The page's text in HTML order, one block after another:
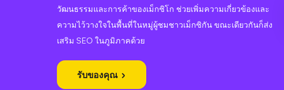
วัฒนธรรมและการค้าของเม็กซิโก ช่วยเพิ่มความเกี่ยวข้องและ
ความไว้วางใจในพื้นที่ในหมู่ผู้ชมชาวเม็กซิกัน ขณะเดียวกันก็ส่ง
เสริม SEO ในภูมิภาคด้วย
รับของคุณ